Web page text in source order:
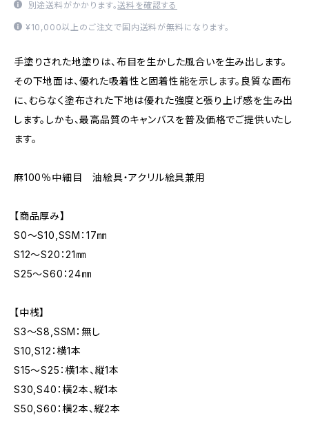
別途送料がかかります。送料を確認する
¥10,000以上のご注文で国内送料が無料になります。
手塗りされた地塗りは、布目を生かした風合いを生み出します。
その下地面は、優れた吸着性と固着性能を示します。良質な画布
に、むらなく塗布された下地は優れた強度と張り上げ感を生み出
します。しかも、最高品質のキャンバスを普及価格でご提供いたし
ます。
麻100％中細目 油絵具・アクリル絵具兼用
【商品厚み】
S0～S10,SSM：17㎜
S12～S20：21㎜
S25～S60：24㎜
【中桟】
S3～S8,SSM：無し
S10,S12：横1本
S15～S25：横1本、縦1本
S30,S40：横2本、縦1本
S50,S60：横2本、縦2本